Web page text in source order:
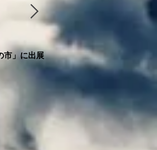
市」に出展
「塩田津に【勝手に】旧Car
またまたお邪魔します!!